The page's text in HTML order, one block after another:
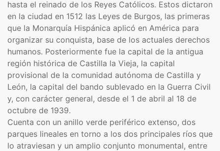
hasta el reinado de los Reyes Católicos. Estos dictaron
en la ciudad en 1512 las Leyes de Burgos, las primeras
que la Monarquía Hispánica aplicó en América para
organizar su conquista, base de los actuales derechos
humanos.​ Posteriormente fue la capital de la antigua
región histórica de Castilla la Vieja, la capital
provisional de la comunidad autónoma de Castilla y
León, la capital del bando sublevado en la Guerra Civil
y, con carácter general, desde el 1 de abril al 18 de
octubre de 1939.
Cuenta con un anillo verde periférico extenso, dos
parques lineales en torno a los dos principales ríos que
lo atraviesan y un amplio conjunto monumental, entre